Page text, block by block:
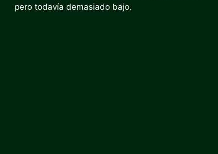
pero todavía demasiado bajo.